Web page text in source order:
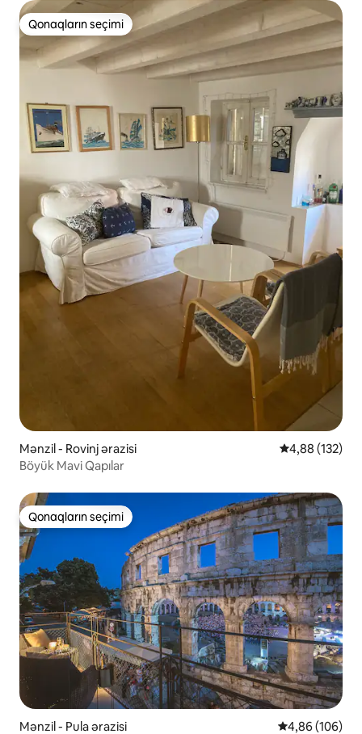
Qonaqların seçimi
Qonaqların seçimi
Mənzil - Rovinj ərazisi Ortalama
4,88 (132)
Böyük Mavi Qapılar
Qonaqların seçimi
Qonaqların seçimi
Mənzil - Pula ərazisi Ortalama
4,86 (106)